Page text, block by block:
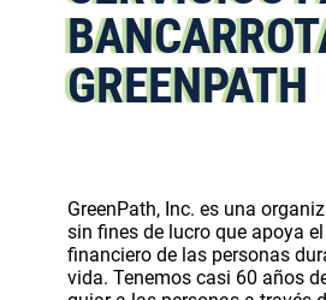
GREENPATH
GreenPath, Inc. es una
sin fines de lucro que apoya
financiero de las personas
vida. Tenemos casi 60 años